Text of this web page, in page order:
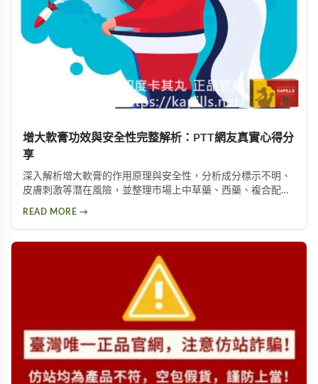
增大軟膏功效與安全性完整解析：PTT網友真實心得分
享
深入解析增大軟膏的作用原理與安全性，分析成分標示不明、
皮膚刺激等潛在風險，並整理市場上中草藥、西藥、複合配方
READ MORE →